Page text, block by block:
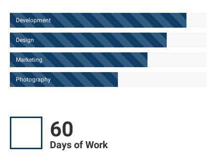
Development
Design
Marketing
Photography
60
Days of Work